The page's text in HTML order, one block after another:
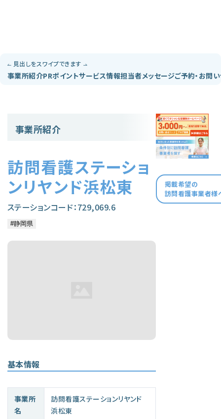
見出しをスワイプできます
事業所紹介PRポイントサービス情報担当者メッセージご予約・お問
事業所紹介
訪問看護ステーショ
ンリヤンド浜松東
ステーションコード：729,069.6
基本情報
事業所
名
訪問看護ステーションリヤンド
浜松東
掲載希望の
訪問看護事業者様